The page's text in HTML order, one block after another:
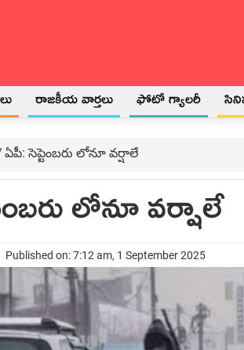
రాజకీయ వార్తలు ఫోటో గ్యాలరీ
ఏపీ: సెప్టెంబరు లోనూ వర్షాలే
లోనూ వర్షాలే
Published on: 7:12 am, 1 September 2025